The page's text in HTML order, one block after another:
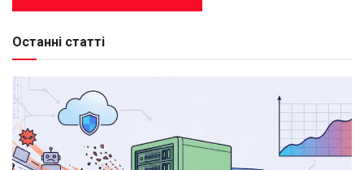
Останні статті